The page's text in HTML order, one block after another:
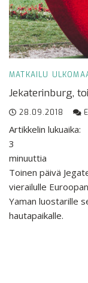
MATKAILU
Jekaterinburg,
28.09.2018
Artikkelin lukuaika:
3
minuuttia
Toinen päivä
vierailulle
Yaman luostarille
hautapaikalle.